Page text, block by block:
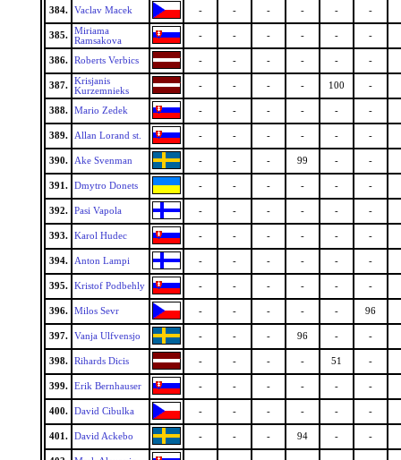
384. Vaclav Macek - - - - - -
385.
Miriama
Ramsakova
- - - - - -
386. Roberts Verbics - - - - - -
387.
Krisjanis
Kurzemnieks
- - - - 100 -
388. Mario Zedek - - - - - -
389. Allan Lorand st. - - - - - -
390. Ake Svenman - - - 99 - -
391. Dmytro Donets - - - - - -
392. Pasi Vapola - - - - - -
393. Karol Hudec - - - - - -
394. Anton Lampi - - - - - -
395. Kristof Podbehly - - - - - -
396. Milos Sevr - - - - - 96
397. Vanja Ulfvensjo - - - 96 - -
398. Rihards Dicis - - - - 51 -
399. Erik Bernhauser - - - - - -
400. David Cibulka - - - - - -
401. David Ackebo - - - 94 - -